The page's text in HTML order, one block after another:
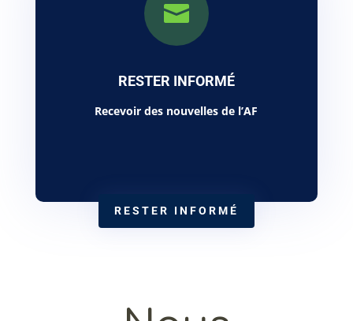

RESTER INFORMÉ
Recevoir des nouvelles de l’AF
RESTER INFORMÉ